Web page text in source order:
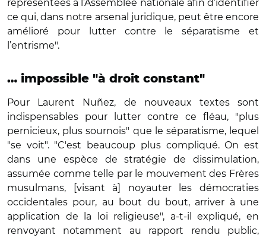
représentées à l’Assemblée nationale afin d’identifier
ce qui, dans notre arsenal juridique, peut être encore
amélioré pour lutter contre le séparatisme et
l’entrisme".
… impossible "à droit constant"
Pour Laurent Nuñez, de nouveaux textes sont
indispensables pour lutter contre ce fléau, "plus
pernicieux, plus sournois" que le séparatisme, lequel
"se voit". "C'est beaucoup plus compliqué. On est
dans une espèce de stratégie de dissimulation,
assumée comme telle par le mouvement des Frères
musulmans, [visant à] noyauter les démocraties
occidentales pour, au bout du bout, arriver à une
application de la loi religieuse", a-t-il expliqué, en
renvoyant notamment au rapport rendu public,